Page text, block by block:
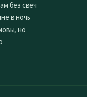
без свеч
в ночь
но